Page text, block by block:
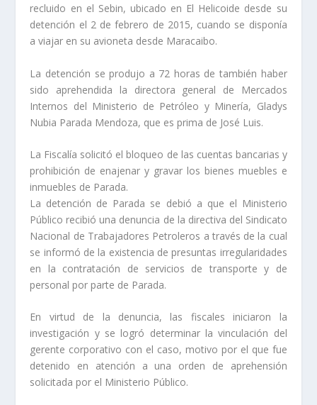
recluido en el Sebin, ubicado en El Helicoide desde su
detención el 2 de febrero de 2015, cuando se disponía
a viajar en su avioneta desde Maracaibo.
La detención se produjo a 72 horas de también haber
sido aprehendida la directora general de Mercados
Internos del Ministerio de Petróleo y Minería, Gladys
Nubia Parada Mendoza, que es prima de José Luis.
La Fiscalía solicitó el bloqueo de las cuentas bancarias y
prohibición de enajenar y gravar los bienes muebles e
inmuebles de Parada.
La detención de Parada se debió a que el Ministerio
Público recibió una denuncia de la directiva del Sindicato
Nacional de Trabajadores Petroleros a través de la cual
se informó de la existencia de presuntas irregularidades
en la contratación de servicios de transporte y de
personal por parte de Parada.
En virtud de la denuncia, las fiscales iniciaron la
investigación y se logró determinar la vinculación del
gerente corporativo con el caso, motivo por el que fue
detenido en atención a una orden de aprehensión
solicitada por el Ministerio Público.